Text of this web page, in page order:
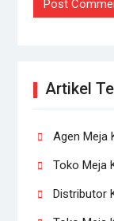
Artikel
Agen Meja
Toko Meja
Distributor